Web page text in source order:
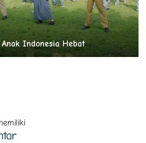
Anak Indonesia Hebat